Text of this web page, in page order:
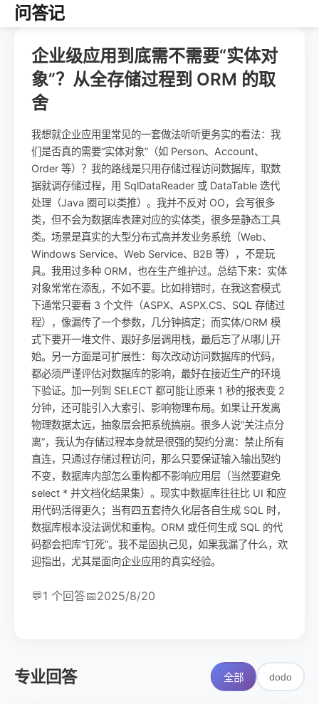
问答记
企业级应用到底需不需要“实体对
象”？从全存储过程到 ORM 的取
舍
我想就企业应用里常见的一套做法听听更务实的看法：我
们是否真的需要“实体对象”（如 Person、Account、
Order 等）？我的路线是只用存储过程访问数据库，取数
据就调存储过程，用 SqlDataReader 或 DataTable 迭代
处理（Java 圈可以类推）。我并不反对 OO，会写很多
类，但不会为数据库表建对应的实体类，很多是静态工具
类。场景是真实的大型分布式高并发业务系统（Web、
Windows Service、Web Service、B2B 等），不是玩
具。我用过多种 ORM，也在生产维护过。总结下来：实体
对象常常在添乱，不如不要。比如排错时，在我这套模式
下通常只要看 3 个文件（ASPX、ASPX.CS、SQL 存储过
程），像漏传了一个参数，几分钟搞定；而实体/ORM 模
式下要开一堆文件、跟好多层调用栈，最后忘了从哪儿开
始。另一方面是可扩展性：每次改动访问数据库的代码，
都必须严谨评估对数据库的影响，最好在接近生产的环境
下验证。加一列到 SELECT 都可能让原来 1 秒的报表变 2
分钟，还可能引入大索引、影响物理布局。如果让开发离
物理数据太远，抽象层会把系统搞崩。很多人说“关注点分
离”，我认为存储过程本身就是很强的契约分离：禁止所有
直连，只通过存储过程访问，那么只要保证输入输出契约
不变，数据库内部怎么重构都不影响应用层（当然要避免
select * 并文档化结果集）。现实中数据库往往比 UI 和应
用代码活得更久；当有四五套持久化层各自生成 SQL 时，
数据库根本没法调优和重构。ORM 或任何生成 SQL 的代
码都会把库“钉死”。我不是固执己见，如果我漏了什么，欢
迎指出，尤其是面向企业应用的真实经验。
💬1 个回答📅2025/8/20
专业回答 全部 dodo